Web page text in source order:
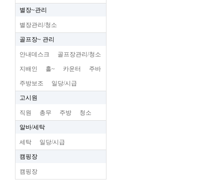
별장~관리
별장관리/청소
골프장~ 관리
안내데스크 골프장관리/청소
지배인 홀~ 카운터 주바
주방보조 일당/시급
고시원
직원 총무 주방 청소
알바/세탁
세탁 일당/시급
캠핑장
캠핑장